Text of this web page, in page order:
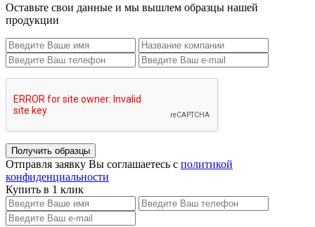
Оставьте свои данные и мы вышлем образцы нашей
продукции
Получить образцы
Отправля заявку Вы соглашаетесь с политикой
конфиденциальности
Купить в 1 клик